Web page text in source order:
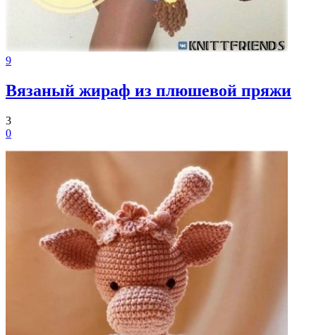
9
Вязаный жираф из плюшевой пряжи
3
0